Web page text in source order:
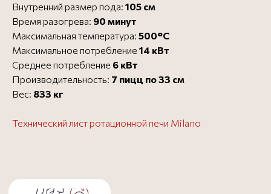
Внутренний размер пода: 105 см
Время разогрева: 90 минут
Максимальная температура: 500°C
Максимальное потребление 14 кВт
Среднее потребление 6 кВт
Производительность: 7 пицц по 33 см
Вес: 833 кг
Технический лист ротационной печи Milano
Официальный представитель
Все печи для пиццы
Бесплатная доставка в
Доставка за МКАД (50 руб.от 1000 ₽